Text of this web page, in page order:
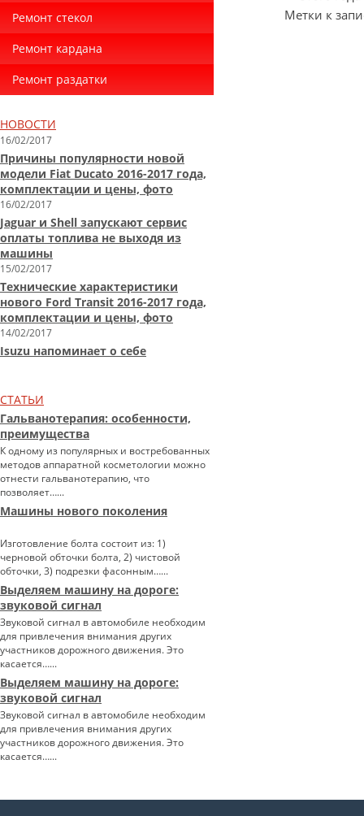
Ремонт стекол
Ремонт кардана
Ремонт раздатки
НОВОСТИ
16/02/2017
Причины популярности новой
модели Fiat Ducato 2016-2017 года,
комплектации и цены, фото
16/02/2017
Jaguar и Shell запускают сервис
оплаты топлива не выходя из
машины
15/02/2017
Технические характеристики
нового Ford Transit 2016-2017 года,
комплектации и цены, фото
14/02/2017
Isuzu напоминает о себе
СТАТЬИ
Гальванотерапия: особенности,
преимущества
К одному из популярных и востребованных
методов аппаратной косметологии можно
отнести гальванотерапию, что
позволяет…...
Машины нового поколения
Изготовление болта состоит из: 1)
черновой обточки болта, 2) чистовой
обточки, 3) подрезки фасонным…...
Выделяем машину на дороге:
звуковой сигнал
Звуковой сигнал в автомобиле необходим
для привлечения внимания других
участников дорожного движения. Это
касается…...
Выделяем машину на дороге:
звуковой сигнал
Звуковой сигнал в автомобиле необходим
для привлечения внимания других
участников дорожного движения. Это
касается…...
Метки к